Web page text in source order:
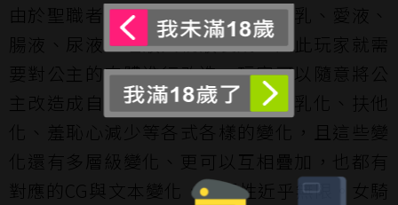
由於聖職者之蜜需要純潔公主的母乳、愛液、
腸液、尿液、唾液與精液製成，因此玩家就需
要對公主的肉體進行改造。玩家可以隨意將公
主改造成自己喜歡的模樣，例如超乳化、扶他
化、羞恥心減少等各式各樣的變化，且這些變
化還有多層級變化、更可以互相疊加，也都有
對應的CG與文本變化，可玩性近乎無限。女騎